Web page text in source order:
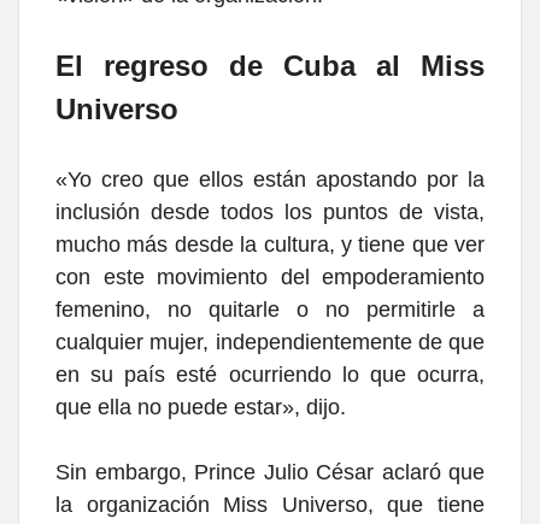
El regreso de Cuba al Miss
Universo
«Yo creo que ellos están apostando por la
inclusión desde todos los puntos de vista,
mucho más desde la cultura, y tiene que ver
con este movimiento del empoderamiento
femenino, no quitarle o no permitirle a
cualquier mujer, independientemente de que
en su país esté ocurriendo lo que ocurra,
que ella no puede estar», dijo.
Sin embargo, Prince Julio César aclaró que
la organización Miss Universo, que tiene